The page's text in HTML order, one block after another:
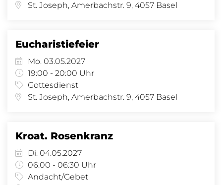
St. Joseph, Amerbachstr. 9, 4057 Basel
Eucharistiefeier
Mo. 03.05.2027
19:00 - 20:00 Uhr
Gottesdienst
St. Joseph, Amerbachstr. 9, 4057 Basel
Kroat. Rosenkranz
Di. 04.05.2027
06:00 - 06:30 Uhr
Andacht/Gebet